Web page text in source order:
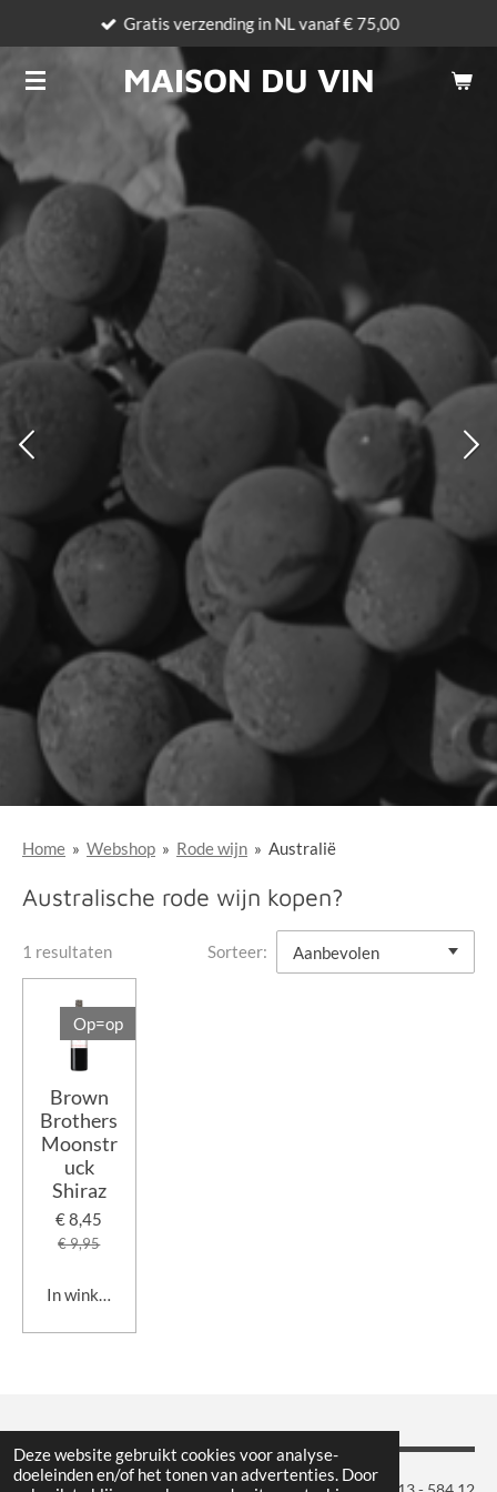
Deze website gebruikt cookies voor analyse-
doeleinden en/of het tonen van advertenties. Door
naar
MAISON DU VIN
Gratis verzending in NL vanaf € 75,00
Home » Webshop » Rode wijn » Australië
Australische rode wijn kopen?
1 resultaten Sorteer:
Op=op
Brown
Brothers
Moonstr
uck
Shiraz
€ 8,45
€ 9,95
In winkelwagen